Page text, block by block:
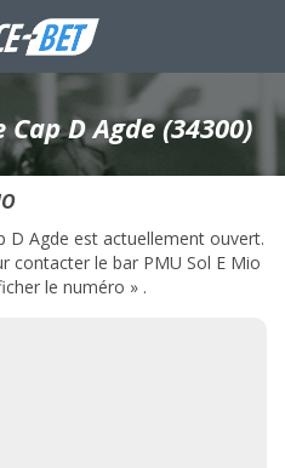
Cap D Agde (34300)
D Agde est actuellement ouvert.
contacter le bar PMU Sol E Mio
le numéro » .